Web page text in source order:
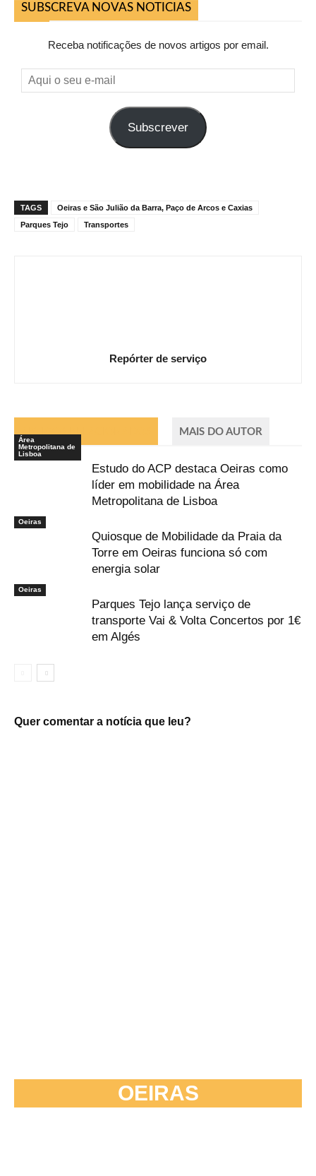
SUBSCREVA NOVAS NOTICIAS
Receba notificações de novos artigos por email.
Aqui
o
Subscrever
TAGS
Oeiras e São Julião da Barra, Paço de Arcos e Caxias
Parques Tejo
Transportes
Repórter de serviço
ARTIGOS RELACIONADOS MAIS DO AUTOR
Área
Metropolitana de
Lisboa
Estudo do ACP destaca Oeiras como
líder em mobilidade na Área
Metropolitana de Lisboa
Oeiras
Quiosque de Mobilidade da Praia da
Torre em Oeiras funciona só com
energia solar
Oeiras
Parques Tejo lança serviço de
transporte Vai & Volta Concertos por 1€
em Algés
Quer comentar a notícia que leu?
OEIRAS